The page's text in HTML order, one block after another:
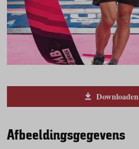
Downloaden
Afbeeldingsgegevens